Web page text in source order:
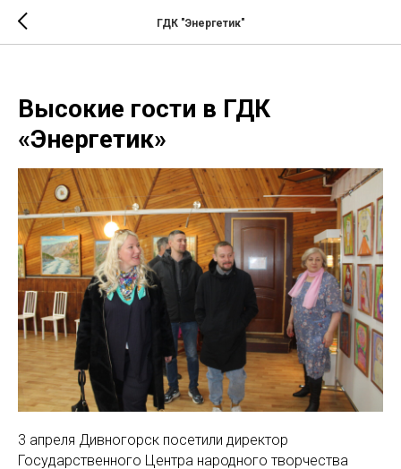
ГДК "Энергетик"
Высокие гости в ГДК
«Энергетик»
3 апреля Дивногорск посетили директор
Государственного Центра народного творчества